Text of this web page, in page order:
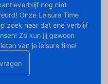
nog niet
Onze Leisure Time
zoek naar dat ene verblijf
Zo kun jij gewoon
van je leisure time!